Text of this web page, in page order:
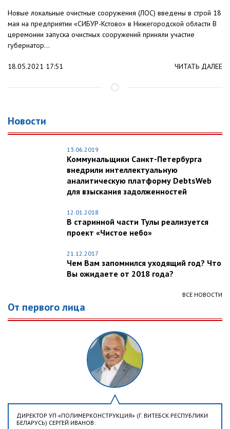
Новые локальные очистные сооружения (ЛОС) введены в строй 18
мая на предприятии «СИБУР-Кстово» в Нижегородской области В
церемонии запуска очистных сооружений приняли участие
губернатор...
18.05.2021 17:51 ЧИТАТЬ ДАЛЕЕ
Новости
13.06.2019
Коммунальщики Санкт-Петербурга
внедрили интеллектуальную
аналитическую платформу DebtsWeb
для взыскания задолженностей
12.01.2018
В старинной части Тулы реализуется
проект «Чистое небо»
21.12.2017
Чем Вам запомнился уходящий год? Что
Вы ожидаете от 2018 года?
ВСЕ НОВОСТИ
От первого лица
ДИРЕКТОР УП «ПОЛИМЕРКОНСТРУКЦИЯ» (Г. ВИТЕБСК РЕСПУБЛИКИ
БЕЛАРУСЬ) СЕРГЕЙ ИВАНОВ: